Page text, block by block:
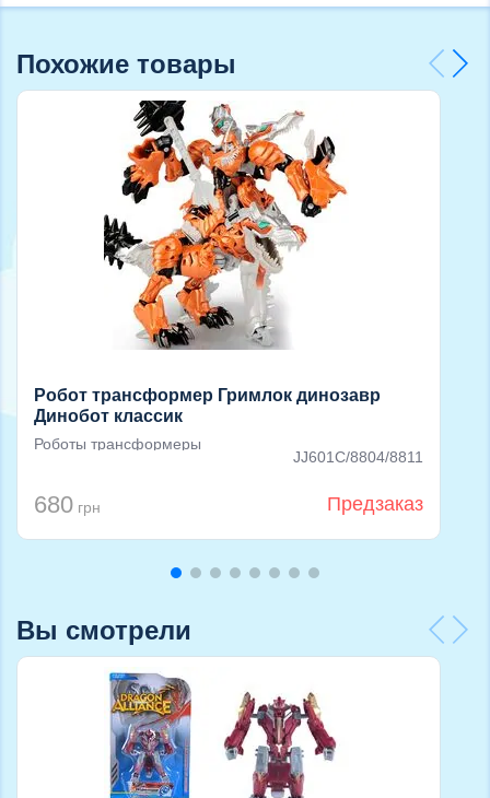
Похожие товары
Робот трансформер Гримлок динозавр
Динобот классик
Роботы трансформеры
JJ601C/8804/8811
680 грн Предзаказ
Вы смотрели